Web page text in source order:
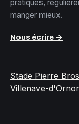
pratiques,
manger mieux.
Nous écrire →
Stade Pierre
Villenave-